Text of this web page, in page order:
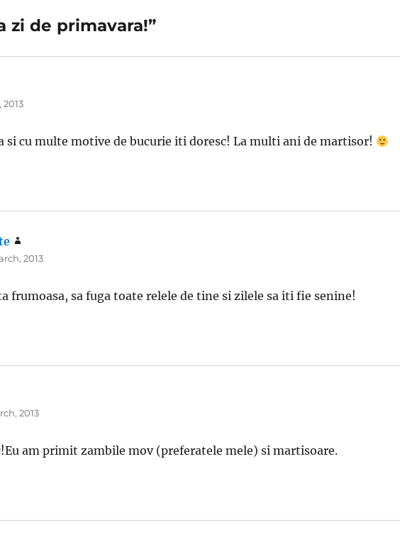
zi de primavara!”
2013
si cu multe motive de bucurie iti doresc! La multi ani de martisor!
2013
frumoasa, sa fuga toate relele de tine si zilele sa iti fie senine!
2013
am primit zambile mov (preferatele mele) si martisoare.